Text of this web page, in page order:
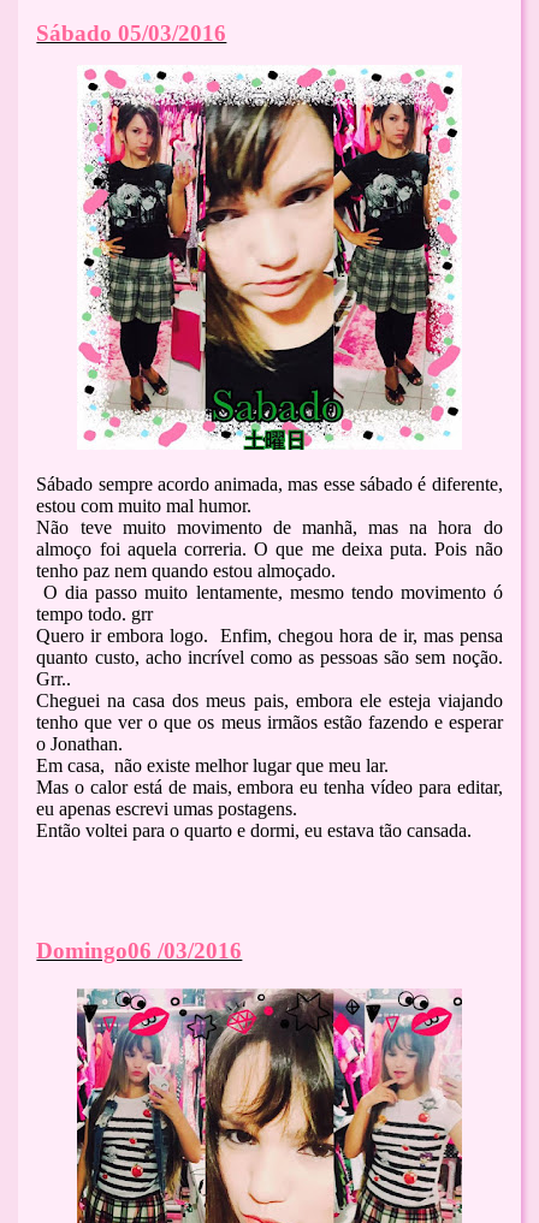
Sábado 05/03/2016
Sábado sempre acordo animada, mas esse sábado é diferente,
estou com muito mal humor.
Não teve muito movimento de manhã, mas na hora do
almoço foi aquela correria. O que me deixa puta. Pois não
tenho paz nem quando estou almoçado.
O dia passo muito lentamente, mesmo tendo movimento ó
tempo todo. grr
Quero ir embora logo. Enfim, chegou hora de ir, mas pensa
quanto custo, acho incrível como as pessoas são sem noção.
Grr..
Cheguei na casa dos meus pais, embora ele esteja viajando
tenho que ver o que os meus irmãos estão fazendo e esperar
o Jonathan.
Em casa, não existe melhor lugar que meu lar.
Mas o calor está de mais, embora eu tenha vídeo para editar,
eu apenas escrevi umas postagens.
Então voltei para o quarto e dormi, eu estava tão cansada.
Domingo06 /03/2016